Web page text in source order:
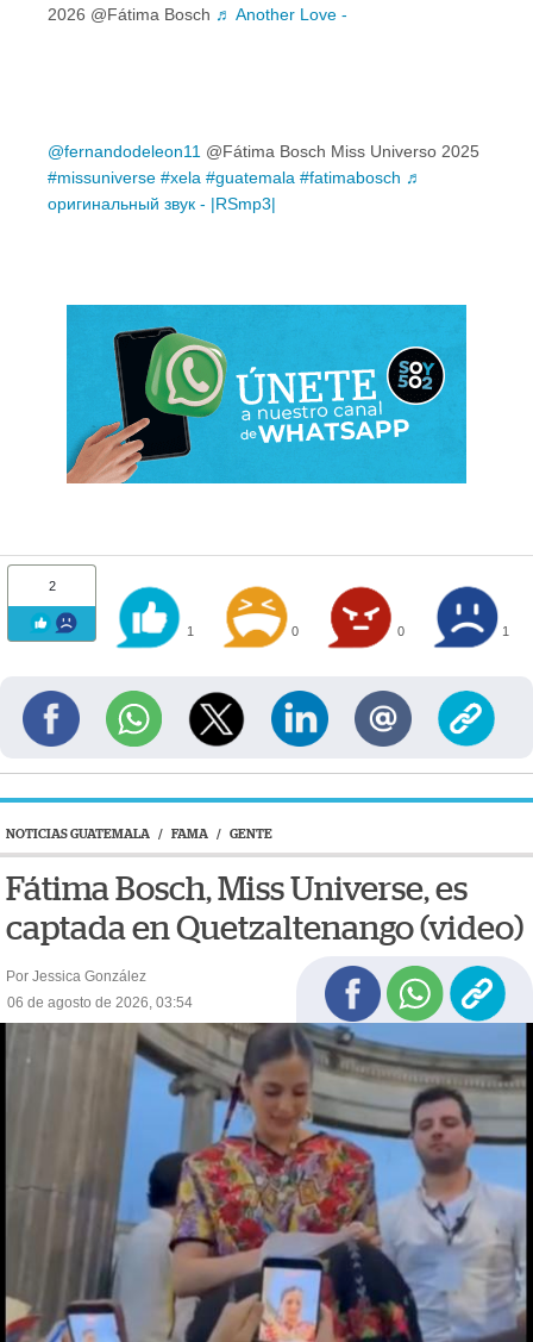
2026 @Fátima Bosch ♬ Another Love -
@fernandodeleon11 @Fátima Bosch Miss Universo 2025
#missuniverse #xela #guatemala #fatimabosch ♬
оригинальный звук - |RSmp3|
2
1 0 0 1
NOTICIAS GUATEMALA / FAMA / GENTE
Fátima Bosch, Miss Universe, es
captada en Quetzaltenango (video)
Por Jessica González
06 de agosto de 2026, 03:54